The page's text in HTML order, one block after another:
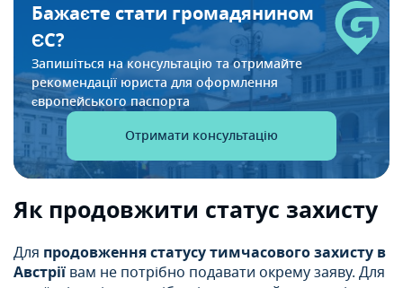
Бажаєте стати громадянином
ЄС?
Запишіться на консультацію та отримайте
рекомендаціїюриста для оформлення
європейського паспорта
Отримати консультацію
Як продовжити статус захисту
Для продовження статусу тимчасового захисту в
Австрії вам не потрібно подавати окрему заяву. Для